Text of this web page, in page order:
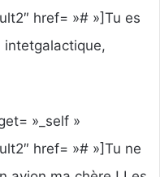
href= »# »]Tu es
intetgalactique,
»_self »
href= »# »]Tu ne